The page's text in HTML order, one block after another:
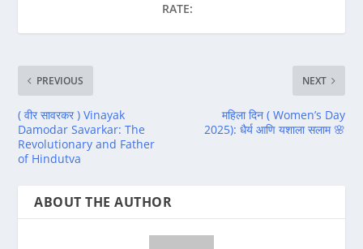
RATE:
PREVIOUS
( वीर सावरकर ) Vinayak
Damodar Savarkar: The
Revolutionary and Father
of Hindutva
NEXT
महिला दिन ( Women’s Day
2025): धैर्य आणि यशाला सलाम 🌸
ABOUT THE AUTHOR